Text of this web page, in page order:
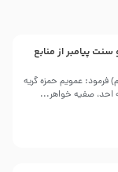
پیامبر از منابع
فرمود: عمویم حمزه گریه
احد، صفیه خواهر...